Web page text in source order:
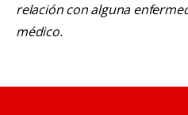
relación con alguna
médico.